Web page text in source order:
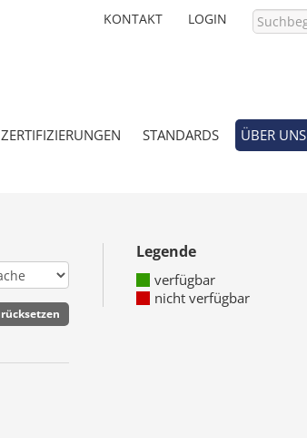
KONTAKT LOGIN
PASSWORT VERGESSEN?
ZERTIFIZIERUNGEN STANDARDS ÜBER UNS
Legende
verfügbar
nicht verfügbar